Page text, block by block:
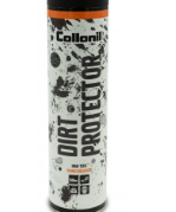
DE
protección de alta
el polvo, la arena, la